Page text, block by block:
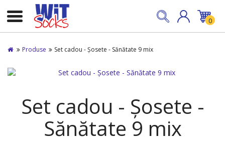
0
Produse Set cadou - Șosete - Sănătate 9 mix
Set cadou - Șosete -
Sănătate 9 mix